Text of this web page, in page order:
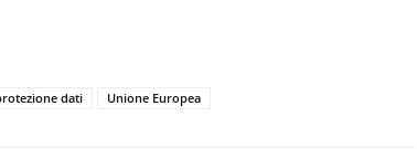
dati Unione Europea